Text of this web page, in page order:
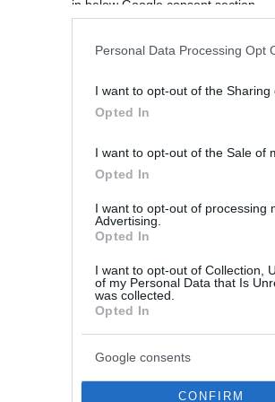
in below Google consent section.
Personal Data Processing Opt
I want to opt-out of the Sharing
Opted In
I want to opt-out of the Sale of
Opted In
I want to opt-out of processing
Advertising.
Opted In
I want to opt-out of Collection,
of my Personal Data that Is
was collected.
Opted In
Google consents
CONFIRM